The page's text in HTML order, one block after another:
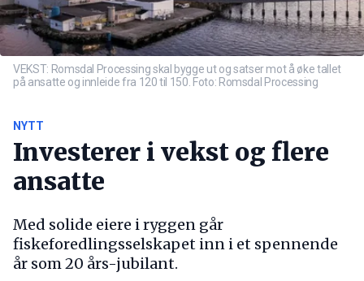
VEKST: Romsdal Processing skal bygge ut og satser mot å øke tallet
på ansatte og innleide fra 120 til 150. Foto: Romsdal Processing
NYTT
Investerer i vekst og flere
ansatte
Med solide eiere i ryggen går
fiskeforedlingsselskapet inn i et spennende
år som 20 års-jubilant.